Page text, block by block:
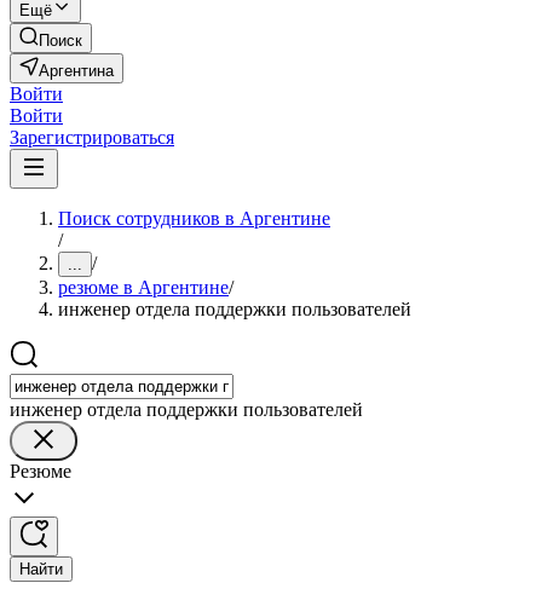
Ещё
Поиск
Аргентина
Войти
Войти
Зарегистрироваться
Поиск сотрудников в Аргентине
/
... /
резюме в Аргентине/
инженер отдела поддержки пользователей
инженер отдела поддержки пользователей
Резюме
Найти